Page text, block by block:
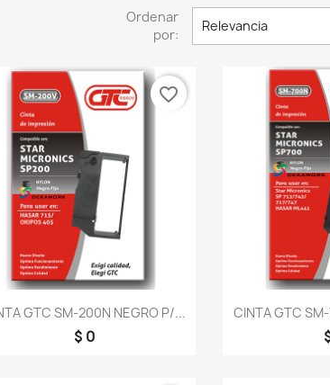
Ordenar
por:
Relevancia
 Vista rápida
GTC SM-200N NEGRO P/...
$ 0
favorite_border

CINTA GTC